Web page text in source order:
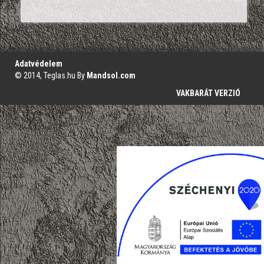
';
Adatvédelem
© 2014, Teglas.hu By Mandsol.com
VAKBARÁT VERZIÓ